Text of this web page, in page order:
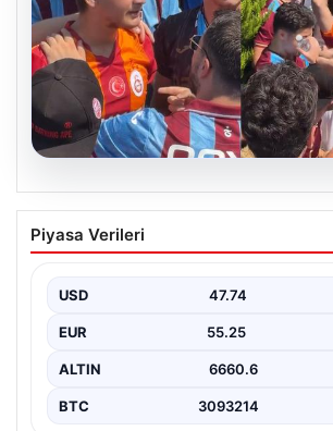
Mohamed Salah’ı
Galatasaraylı taraftarı
Piyasa Verileri
USD 47.74
EUR 55.25
ALTIN 6660.6
BTC 3093214